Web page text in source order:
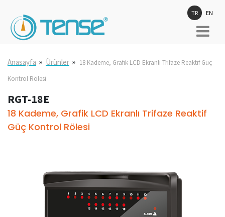
TR EN
Anasayfa » Ürünler » 18 Kademe, Grafik LCD Ekranlı Trifaze Reaktif Güç
Kontrol Rölesi
RGT-18E
18 Kademe, Grafik LCD Ekranlı Trifaze Reaktif
Güç Kontrol Rölesi